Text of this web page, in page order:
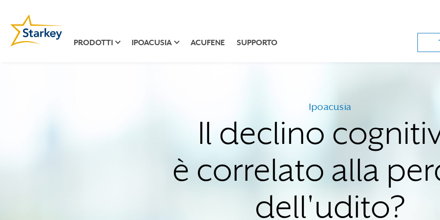
PRODOTTI IPOACUSIA ACUFENE SUPPORTO
Ipoacusia
Il declino
è correlato alla
dell'udito?